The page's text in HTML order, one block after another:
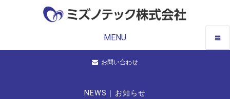
MENU
お問い合わせ
NEWS｜お知らせ